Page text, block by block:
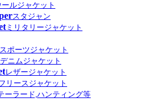
ールジャケット
スタジャン
ミリタリージャケット
スポーツジャケット
デニムジャケット
レザージャケット
リースジャケット
ーラード,ハンティング等